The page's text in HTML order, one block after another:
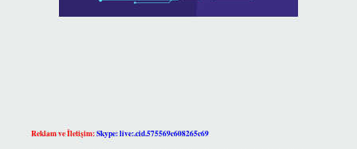
Reklam ve İletişim:Skype: live:.cid.575569c608265c69